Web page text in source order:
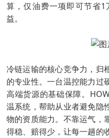
算，仅油费一项即可节省
益。
冷链运输的核心竞争力，归
的专业性。一台温控能力过
高端货源的基础保障。
温系统，帮助从业者避免隐
物的资质能力。不靠运气，
得稳、赔得少，让每一趟的